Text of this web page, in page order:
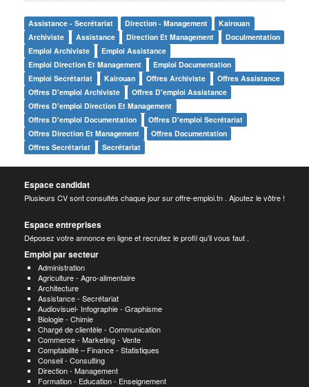
Assistance - Secrétariat Direction - Management
Kairouan
Archiviste
Assistance Direction Et Management
Doculmentation
Emploi Archiviste
Emploi Assistance
Emploi Direction Et Management
Emploi Documentation
Emploi Secrétariat
Kairouan Offres Archiviste
Offres Assistance
Offres D'emploi Archiviste
Offres D'emploi Assistance
Offres D'emploi Direction Et Management
Offres D'emploi Documentation
Offres D'emploi Secrétariat
Offres Direction Et Management
Offres Documentation
Offres Secrétariat
Secrétariat
Espace candidat
Plusieurs CV sont consultés chaque jour sur offre-emploi.tn . Ajoutez le vôtre !
Espace entreprises
Déposez votre annonce en ligne et recrutez le profil qu’il vous faut .
Emploi par secteur
Administration
Agriculture - Agro-alimentaire
Architecture
Assistance - Secrétariat
Audiovisuel- Infographie - Graphisme
Biologie - Chimie
Chargé de clientèle - Communication
Commerce - Marketing - Vente
Comptabilité – Finance - Statistiques
Conseil - Consulting
Direction - Management
Formation - Education - Enseignement